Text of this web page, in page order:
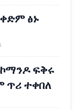
ፅኑ
ፍቅሩ
ጥሪ ተቀበለ